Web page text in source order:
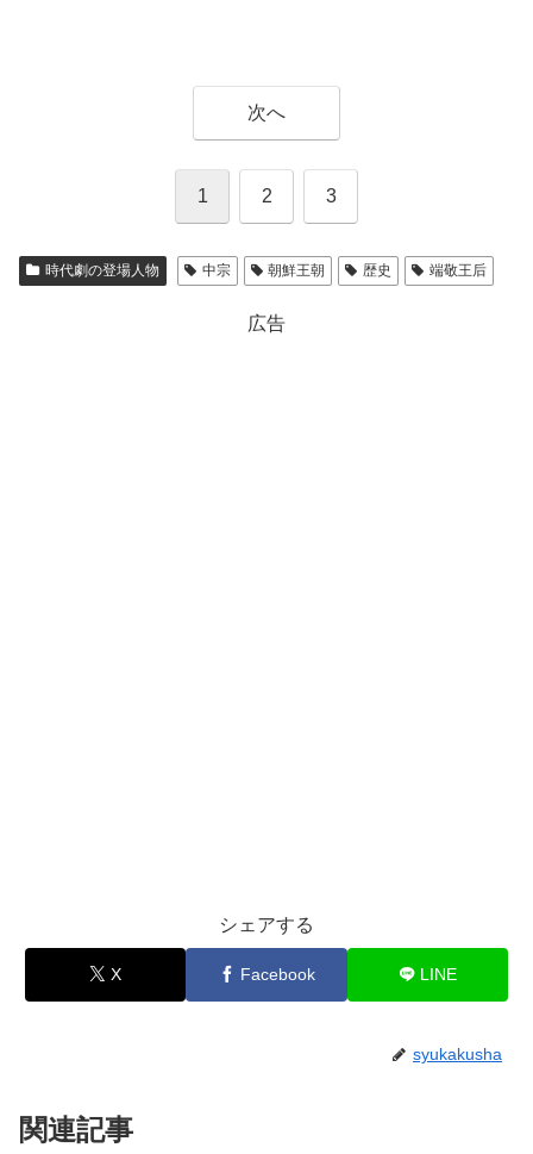
次へ
1 2 3
時代劇の登場人物 中宗 朝鮮王朝 歴史 端敬王后
広告
シェアする
X Facebook LINE
syukakusha
関連記事